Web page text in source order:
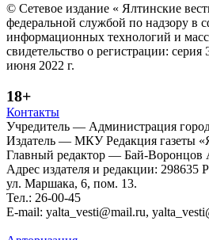
© Сетевое издание « Ялтинские
федеральной службой по надзору в
информационных технологий и
свидетельство о регистрации:
июня 2022 г.
18+
Контакты
Учредитель — Администрация
Издатель — МКУ Редакция газеты
Главный редактор — Бай-Воронцов
Адрес издателя и редакции: 298635
ул. Маршака, 6, пом. 13.
Тел.: 26-00-45
E-mail: yalta_vesti@mail.ru,